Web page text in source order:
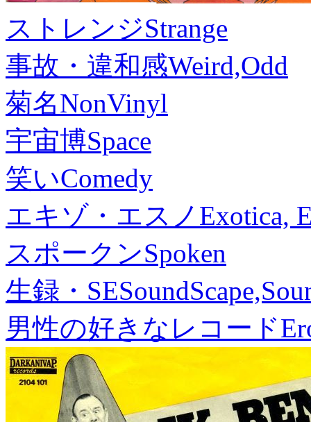
ストレンジStrange
事故・違和感Weird,Odd
菊名NonVinyl
宇宙博Space
笑いComedy
エキゾ・エスノ Exotica,
スポークンSpoken
生録・SE
男性の好きなレコード